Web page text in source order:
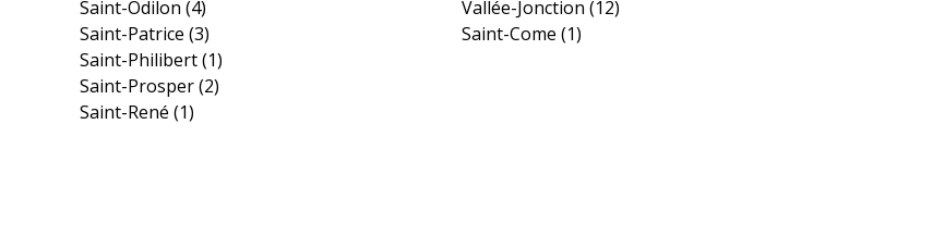
Saint-Odilon(4)
Saint-Patrice(3)
Saint-Philibert(1)
Saint-Prosper(2)
Saint-René(1)
Vallée-Jonction (12)
Saint-Come (1)